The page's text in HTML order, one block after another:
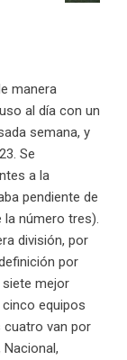
manera
al día con un
semana, y
Se
a la
pendiente de
la número tres).
división, por
por
mejor
equipos
cuatro van por